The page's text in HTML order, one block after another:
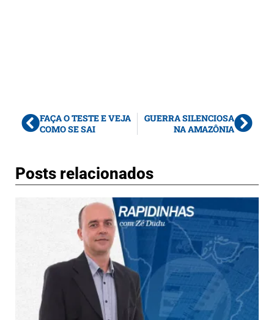
FAÇA O TESTE E VEJA
COMO SE SAI
GUERRA SILENCIOSA
NA AMAZÔNIA
Posts relacionados